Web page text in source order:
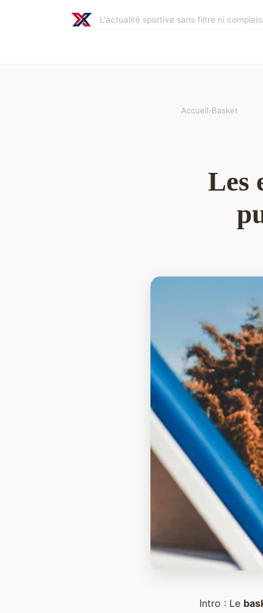
L'actualité sportive sans filtre ni
Accueil›Basket
Les
Intro : Le